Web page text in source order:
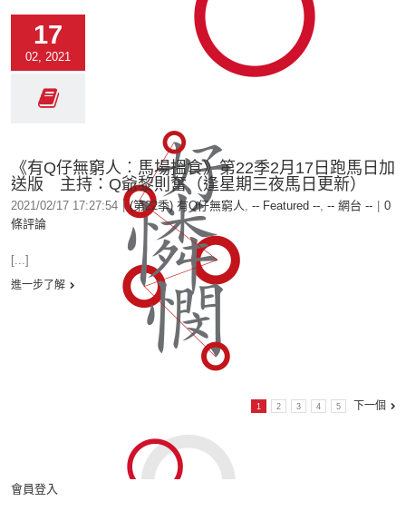
17
02, 2021
《有Q仔無窮人︰馬場搵食》第22季2月17日跑馬日加
送版 主持：Q爺黎則奮（逢星期三夜馬日更新）
2021/02/17 17:27:54 | (第22季) 有Q仔無窮人, -- Featured --, -- 網台 --
0
條評論
[...]
進一步了解
1 2 3 4 5 下一個
會員登入